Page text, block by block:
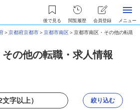
後で見る 閲覧履歴 会員登録 メニュー
＞京都府京都市＞京都市南区＞京都市南区・その他の転職
の他の転職・求人情報
絞り込む